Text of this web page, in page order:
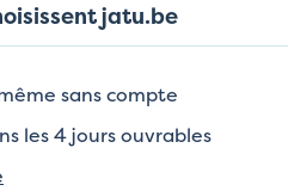
jatu.be
sans compte
les 4 jours ouvrables